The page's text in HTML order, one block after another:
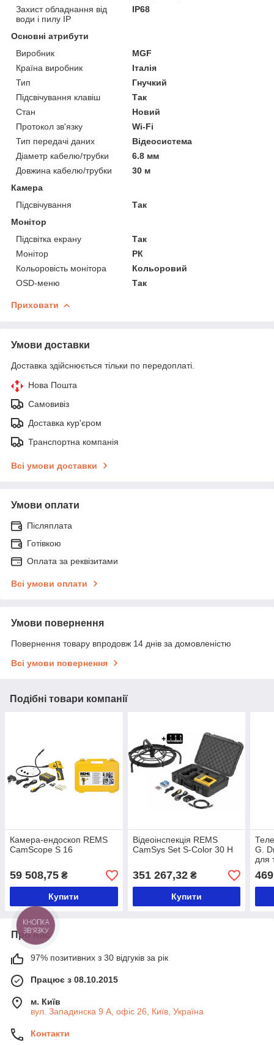
Захист обладнання від
води і пилу IP
IP68
Основні атрибути
Виробник
MGF
Країна виробник
Італія
Тип
Гнучкий
Підсвічування клавіш
Так
Стан
Новий
Протокол зв'язку
Wi-Fi
Тип передачі даних
Відеосистема
Діаметр кабелю/трубки
6.8 мм
Довжина кабелю/трубки
30 м
Камера
Підсвічування
Так
Монітор
Підсвітка екрану
Так
Монітор
РК
Кольоровість монітора
Кольоровий
OSD-меню
Так
Приховати
Умови доставки
Доставка здійснюється тільки по передоплаті.
Нова Пошта
Самовивіз
Доставка кур'єром
Транспортна компанія
Всі умови доставки
Умови оплати
Післяплата
Готівкою
Оплата за реквізитами
Всі умови оплати
Умови повернення
Повернення товару впродовж 14 днів за домовленістю
Всі умови повернення
Подібні товари компанії
Камера-ендоскоп REMS
CamScope S 16
59 508,75 ₴
Купити
Відеоінспекція REMS
CamSys Set S-Color 30 H
351 267,32₴
Купити
G.
для
Про нас
97% позитивних з 30 відгуків за рік
Працює з 08.10.2015
м. Київ
вул. Западинска 9 А, офіс 26, Київ, Україна
Контакти
КНОПКА
ЗВ'ЯЗКУ